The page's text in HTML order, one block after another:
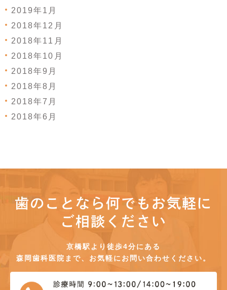
2019年1月
2018年12月
2018年11月
2018年10月
2018年9月
2018年8月
2018年7月
2018年6月
歯のことなら何でもお気軽に
ご相談ください
京橋駅より徒歩4分にある
森岡歯科医院まで、お気軽にお問い合わせください。